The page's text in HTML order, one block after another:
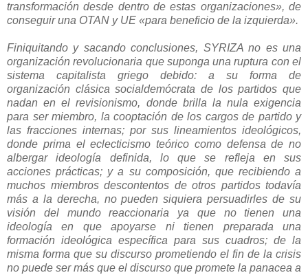
transformación desde dentro de estas organizaciones», de
conseguir una OTAN y UE «para beneficio de la izquierda».
Finiquitando y sacando conclusiones, SYRIZA no es una
organización revolucionaria que suponga una ruptura con el
sistema capitalista griego debido: a su forma de
organización clásica socialdemócrata de los partidos que
nadan en el revisionismo, donde brilla la nula exigencia
para ser miembro, la cooptación de los cargos de partido y
las fracciones internas; por sus lineamientos ideológicos,
donde prima el eclecticismo teórico como defensa de no
albergar ideología definida, lo que se refleja en sus
acciones prácticas; y a su composición, que recibiendo a
muchos miembros descontentos de otros partidos todavía
más a la derecha, no pueden siquiera persuadirles de su
visión del mundo reaccionaria ya que no tienen una
ideología en que apoyarse ni tienen preparada una
formación ideológica específica para sus cuadros; de la
misma forma que su discurso prometiendo el fin de la crisis
no puede ser más que el discurso que promete la panacea a